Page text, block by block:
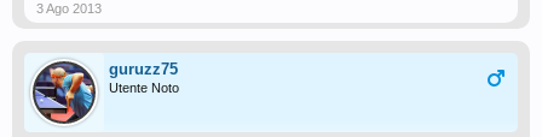
3 Ago 2013
guruzz75
Utente Noto